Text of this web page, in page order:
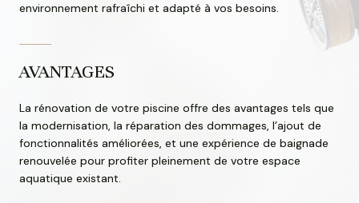
environnement rafraîchi et adapté à vos besoins.
AVANTAGES
La rénovation de votre piscine offre des avantages tels que
la modernisation, la réparation des dommages, l’ajout de
fonctionnalités améliorées, et une expérience de baignade
renouvelée pour profiter pleinement de votre espace
aquatique existant.